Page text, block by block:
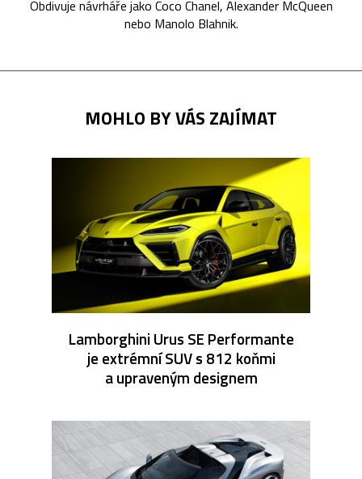
Obdivuje návrháře jako Coco Chanel, Alexander McQueen
nebo Manolo Blahnik.
MOHLO BY VÁS ZAJÍMAT
Lamborghini Urus SE Performante
je extrémní SUV s 812 koňmi
a upraveným designem